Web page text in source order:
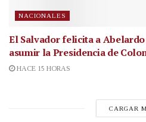
NACIONALES
El Salvador felicita a
asumir la Presidencia de
HACE 15 HORAS
CARGAR